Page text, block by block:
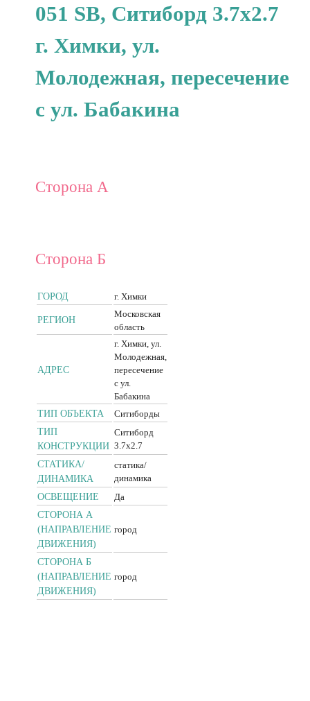
051 SB, Ситиборд 3.7x2.7
г. Химки, ул.
Молодежная, пересечение
с ул. Бабакина
Сторона А
Сторона Б
ГОРОД г. Химки
РЕГИОН
Московская
область
АДРЕС
г. Химки, ул.
Молодежная,
пересечение
с ул.
Бабакина
ТИП ОБЪЕКТА
Ситиборды
ТИП
КОНСТРУКЦИИ
Ситиборд
3.7x2.7
CТАТИКА/
ДИНАМИКА
статика/
динамика
ОСВЕЩЕНИЕ
Да
СТОРОНА А
(НАПРАВЛЕНИЕ
ДВИЖЕНИЯ)
город
СТОРОНА Б
(НАПРАВЛЕНИЕ
ДВИЖЕНИЯ)
город